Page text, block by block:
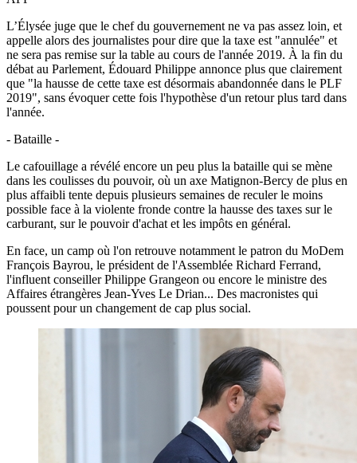
L’Élysée juge que le chef du gouvernement ne va pas assez loin, et
appelle alors des journalistes pour dire que la taxe est "annulée" et
ne sera pas remise sur la table au cours de l'année 2019. À la fin du
débat au Parlement, Édouard Philippe annonce plus que clairement
que "la hausse de cette taxe est désormais abandonnée dans le PLF
2019", sans évoquer cette fois l'hypothèse d'un retour plus tard dans
l'année.
- Bataille -
Le cafouillage a révélé encore un peu plus la bataille qui se mène
dans les coulisses du pouvoir, où un axe Matignon-Bercy de plus en
plus affaibli tente depuis plusieurs semaines de reculer le moins
possible face à la violente fronde contre la hausse des taxes sur le
carburant, sur le pouvoir d'achat et les impôts en général.
En face, un camp où l'on retrouve notamment le patron du MoDem
François Bayrou, le président de l'Assemblée Richard Ferrand,
l'influent conseiller Philippe Grangeon ou encore le ministre des
Affaires étrangères Jean-Yves Le Drian... Des macronistes qui
poussent pour un changement de cap plus social.